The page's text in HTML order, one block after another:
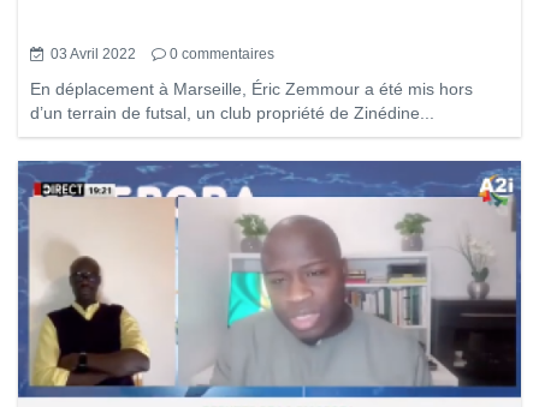
03 Avril 2022 0 commentaires
En déplacement à Marseille, Éric Zemmour a été mis hors
d’un terrain de futsal, un club propriété de Zinédine...